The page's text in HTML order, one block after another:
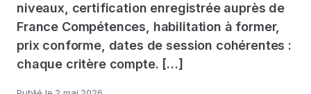
niveaux, certification enregistrée auprès de
France Compétences, habilitation à former,
prix conforme, dates de session cohérentes :
chaque critère compte. […]